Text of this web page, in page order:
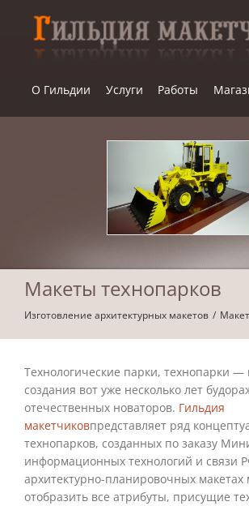
content
О Гильдии Услуги Работы
Макеты технопарков
Изготовление архитектурных макетов
Технологические парки, технопарки —
создания вот уже несколько лет
отечественных новаторов. Гильдия
макетчиковпредставляет ряд
технопарков, созданных по заказу
информационных технологий и связи
архитектурно-планировочных
отобразить все атрибуты, присущие